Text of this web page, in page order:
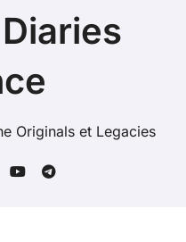
Originals et Legacies